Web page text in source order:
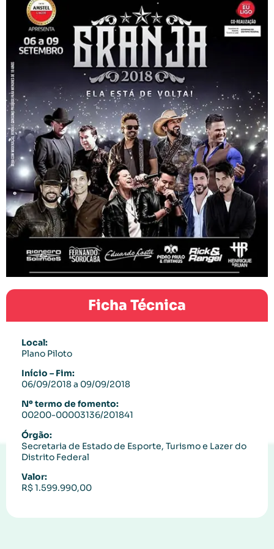
Ficha Técnica
Local:
Plano Piloto
Início – Fim:
06/09/2018 a 09/09/2018
Nº termo de fomento:
00200-00003136/201841
Órgão:
Secretaria de Estado de Esporte, Turismo e Lazer do
Distrito Federal
Valor:
R$ 1.599.990,00